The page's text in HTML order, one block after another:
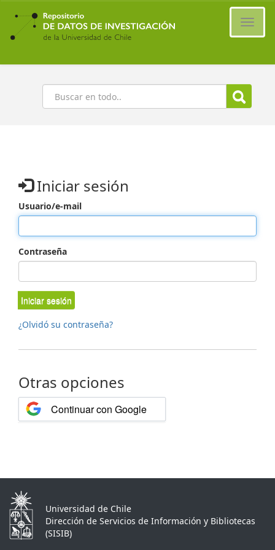
Ir
contenido
principal
Buscar
Iniciar sesión
Usuario/e-mail
Contraseña
Iniciar sesión
¿Olvidó su contraseña?
Otras opciones
Continuar con Google
Universidad de Chile
Dirección de Servicios de Información y Bibliotecas
(SISIB)